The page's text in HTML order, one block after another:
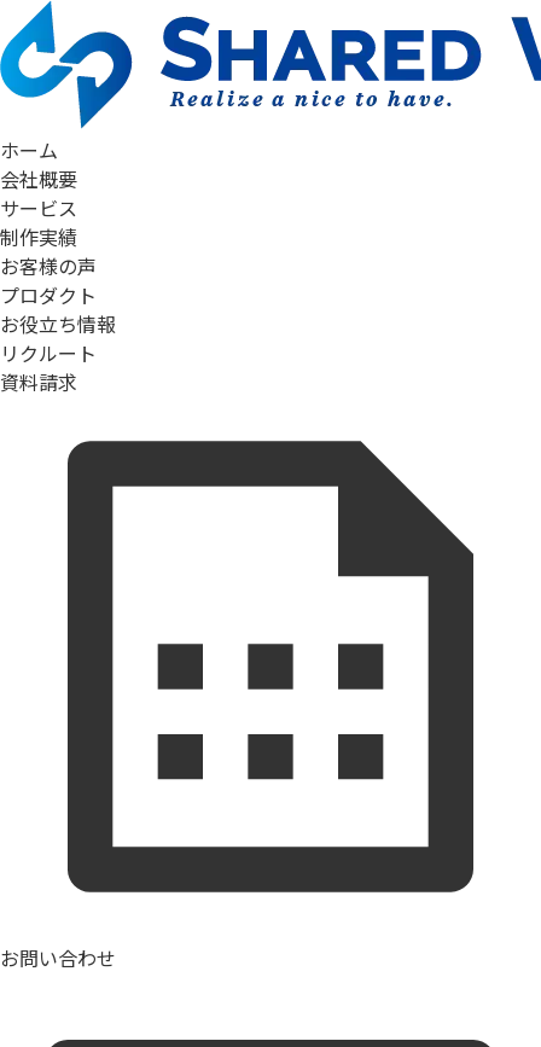
ホーム
会社概要
サービス
制作実績
お客様の声
プロダクト
お役立ち情報
リクルート
資料請求
お問い合わせ